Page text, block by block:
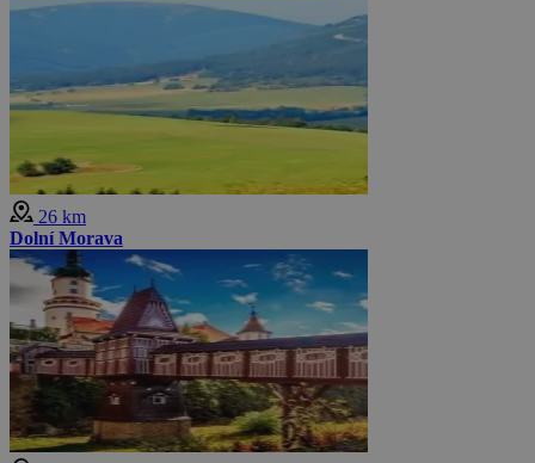
26 km
Dolní Morava